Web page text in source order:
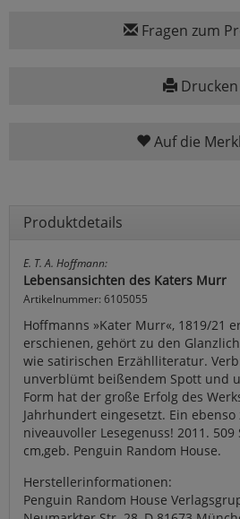
Fragen zum
Drucken
Auf die
Produktdetails
E. T. A. Hoffmann:
Lebensansichten des Katers Murr
Artikelnummer: 6105055
Hoffmanns »Kater Murr«, 1819/21
erschienen, gehört zu den
wie satirischen Erzählliteratur.
unverblümt beißendem Spott und
Form hat der große Erfolg des
Jahrhundert eingesetzt. Ein
niveauvoller Lesegenuss! 2011. 509
cm,geb. Penguin Random House.
Herstellerinformationen:
Penguin Random House